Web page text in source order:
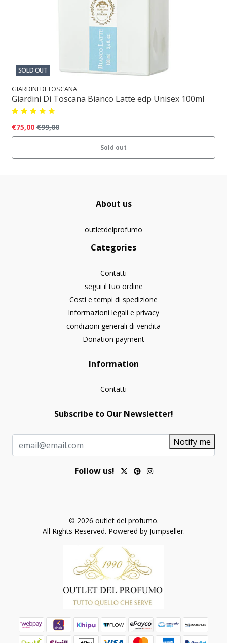
SOLD OUT
GIARDINI DI TOSCANA
Giardini Di Toscana Bianco Latte edp Unisex 100ml
€75,00 €99,00
Sold out
About us
outletdelprofumo
Categories
Contatti
segui il tuo ordine
Costi e tempi di spedizione
Informazioni legali e privacy
condizioni generali di vendita
Donation payment
Information
Contatti
Subscribe to Our Newsletter!
Notify me
Follow us!
© 2026 outlet del profumo.
All Rights Reserved. Powered by Jumpseller.